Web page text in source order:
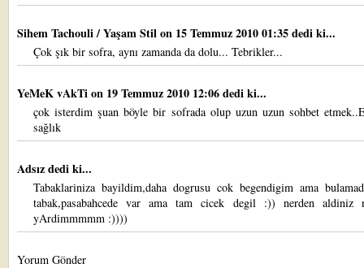
Sihem Tachouli / Yaşam Stilon 15 Temmuz 2010 01:35 dedi ki...
Çok şık bir sofra, aynı zamanda da dolu... Tebrikler...
YeMeK vAkTion 19 Temmuz 2010 12:06 dedi ki...
çok isterdim şuan böyle bir sofrada olup uzun uzun sohbet
sağlık
Adsız dedi ki...
Tabaklariniza bayildim,daha dogrusu cok begendigim ama
tabak,pasabahcede var ama tam cicek degil :)) nerden aldiniz
yArdimmmmm :))))
Yorum Gönder